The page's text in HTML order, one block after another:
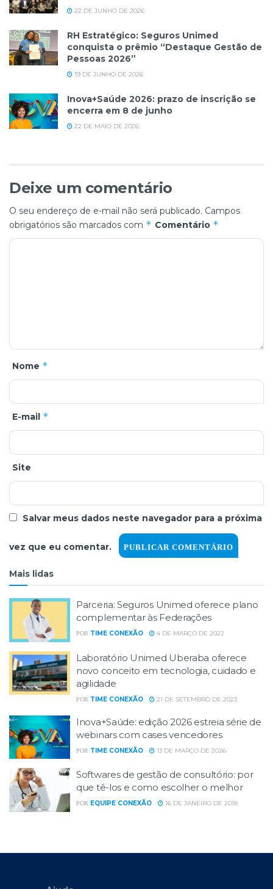
22 DE JUNHO DE 2026
RH Estratégico: Seguros Unimed
conquista o prêmio “Destaque Gestão de
Pessoas 2026”
19 DE JUNHO DE 2026
Inova+Saúde 2026: prazo de inscrição se
encerra em 8 de junho
22 DE MAIO DE 2026
Deixe um comentário
O seu endereço de e-mail não será publicado. Campos
obrigatórios são marcados com * Comentário *
Nome *
E-mail *
Site
Salvar meus dados neste navegador para a próxima
vez que eu comentar.
Mais lidas
Parceria: Seguros Unimed oferece plano
complementar às Federações
POR TIME CONEXÃO 4 DE MARÇO DE 2022
Laboratório Unimed Uberaba oferece
novo conceito em tecnologia, cuidado e
agilidade
POR TIME CONEXÃO 21 DE SETEMBRO DE 2023
Inova+Saúde: edição 2026 estreia série de
webinars com cases vencedores
POR TIME CONEXÃO 13 DE MARÇO DE 2026
Softwares de gestão de consultório: por
que tê-los e como escolher o melhor
POR EQUIPE CONEXÃO 16 DE JANEIRO DE 2018